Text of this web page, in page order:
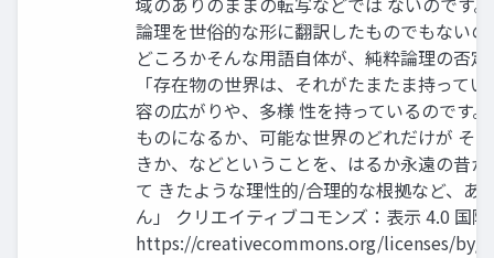
論理を世俗的な形に翻訳したものでもない
どころかそんな用語自体が、純粋論理の否定
「存在物の世界は、それがたまたま持って
容の広がりや、多様 性を持っているのです
ものになるか、可能な世界のどれだけが そ
きか、などということを、はるか永遠の昔
て きたような理性的/合理的な根拠など、あ
ん」 クリエイティブコモンズ：表示 4.0 国際
https://creativecommons.org/licenses/by/